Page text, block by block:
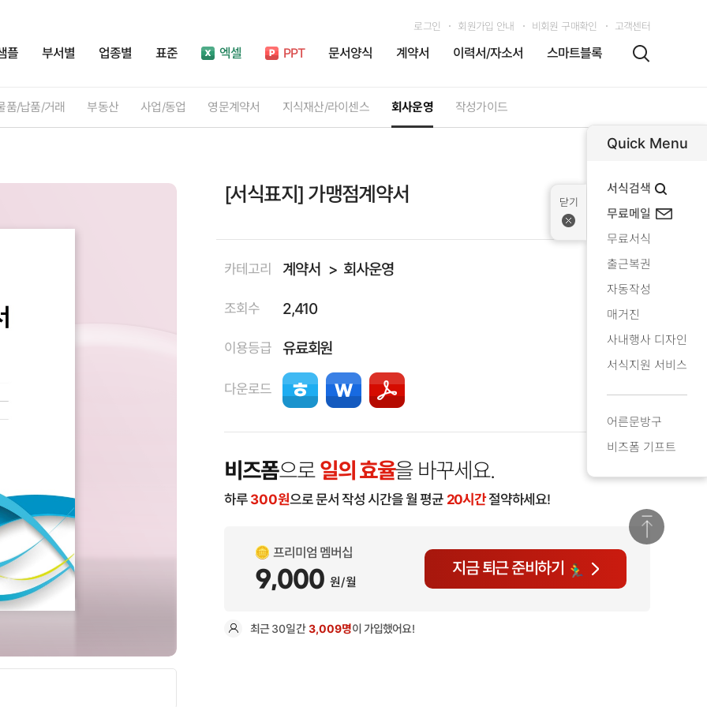
플 부서별 업종별 표준 엑셀 PPT 문서양식 계약서 이력서/자소서 스마트블록
로그인 회원가입 안내 비회원 구매확인 고객센터
품/납품/거래 부동산 사업/동업 영문계약서 지식재산/라이센스 회사운영 작성가이드
[서식표지] 가맹점계약서
카테고리 계약서 회사운영
조회수 2,410
이용등급 유료회원
다운로드
비즈폼으로일의 효율을 바꾸세요.
하루 300원으로 문서 작성 시간을 월 평균 20시간절약하세요!
프리미엄 멤버십
9,000 원/월
지금 퇴근 준비하기
최근30일간3,009명이 가입했어요!
Quick Menu
서식검색
무료메일
무료서식
출근복권
자동작성
매거진
사내행사 디자인
서식지원 서비스
어른문방구
비즈폼 기프트